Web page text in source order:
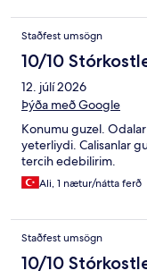
Staðfest umsögn
10/10
12. júlí 2026
Þýða með Google
Konumu guzel.
yeterliydi. Calisanlar
tercih edebilirim.
Ali, 1 nætur/nátta ferð
Staðfest umsögn
10/10